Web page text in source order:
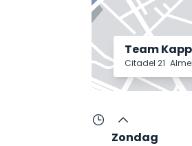
Team
Citadel 21
Zondag